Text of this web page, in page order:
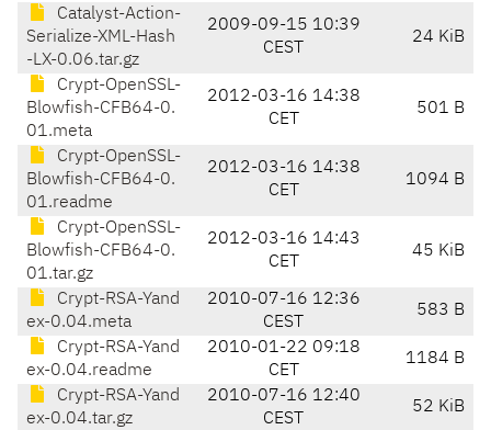
Catalyst-Action-
Serialize-XML-Hash
-LX-0.06.tar.gz
2009-09-15 10:39
CEST
24 KiB
Crypt-OpenSSL-
Blowfish-CFB64-0.
01.meta
2012-03-16 14:38
CET
501 B
Crypt-OpenSSL-
Blowfish-CFB64-0.
01.readme
2012-03-16 14:38
CET
1094 B
Crypt-OpenSSL-
Blowfish-CFB64-0.
01.tar.gz
2012-03-16 14:43
CET
45 KiB
Crypt-RSA-Yand
ex-0.04.meta
2010-07-16 12:36
CEST
583 B
Crypt-RSA-Yand
ex-0.04.readme
2010-01-22 09:18
CET
1184 B
Crypt-RSA-Yand
ex-0.04.tar.gz
2010-07-16 12:40
CEST
52 KiB